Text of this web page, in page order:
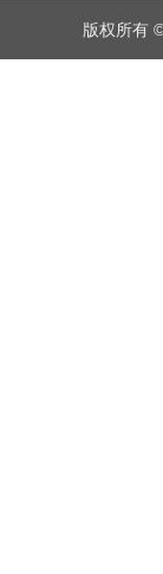
版权所有